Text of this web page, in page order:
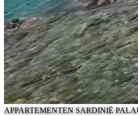
APPARTEMENTEN SARDINIË